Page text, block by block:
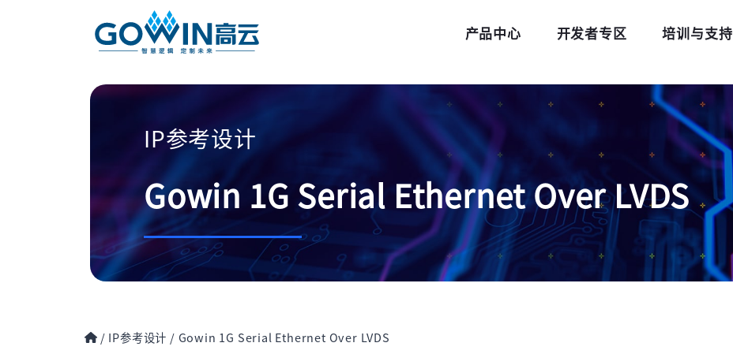
产品中心 开发者专区 培训与支持
IP参考设计
Gowin 1G Serial Ethernet Over LVDS
/ IP参考设计 / Gowin 1G Serial Ethernet Over LVDS